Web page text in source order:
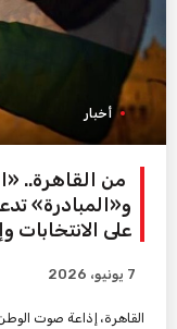
أخبار
من القاهرة..
و«المبادرة»
على الانتخابات
7 يونيو، 2026
القاهرة، إذاعة صوت